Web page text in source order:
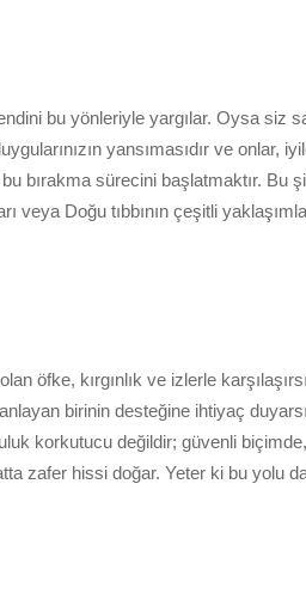
bu yönleriyle yargılar. Oysa siz
yansımasıdır ve onlar,
bırakma sürecini başlatmaktır. Bu
veya Doğu tıbbının çeşitli
öfke, kırgınlık ve izlerle
birinin desteğine ihtiyaç
korkutucu değildir; güvenli
zafer hissi doğar. Yeter ki bu yolu